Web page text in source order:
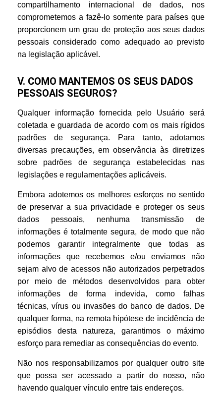
compartilhamento internacional de dados, nos
comprometemos a fazê-lo somente para países que
proporcionem um grau de proteção aos seus dados
pessoais considerado como adequado ao previsto
na legislação aplicável.
V. COMO MANTEMOS OS SEUS DADOS
PESSOAIS SEGUROS?
Qualquer informação fornecida pelo Usuário será
coletada e guardada de acordo com os mais rígidos
padrões de segurança. Para tanto, adotamos
diversas precauções, em observância às diretrizes
sobre padrões de segurança estabelecidas nas
legislações e regulamentações aplicáveis.
Embora adotemos os melhores esforços no sentido
de preservar a sua privacidade e proteger os seus
dados pessoais, nenhuma transmissão de
informações é totalmente segura, de modo que não
podemos garantir integralmente que todas as
informações que recebemos e/ou enviamos não
sejam alvo de acessos não autorizados perpetrados
por meio de métodos desenvolvidos para obter
informações de forma indevida, como falhas
técnicas, vírus ou invasões do banco de dados. De
qualquer forma, na remota hipótese de incidência de
episódios desta natureza, garantimos o máximo
esforço para remediar as consequências do evento.
Não nos responsabilizamos por qualquer outro site
que possa ser acessado a partir do nosso, não
havendo qualquer vínculo entre tais endereços.